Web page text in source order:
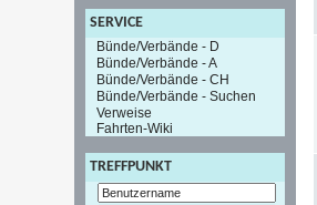
SERVICE
Bünde/Verbände - D
Bünde/Verbände - A
Bünde/Verbände - CH
Bünde/Verbände - Suchen
Verweise
Fahrten-Wiki
TREFFPUNKT